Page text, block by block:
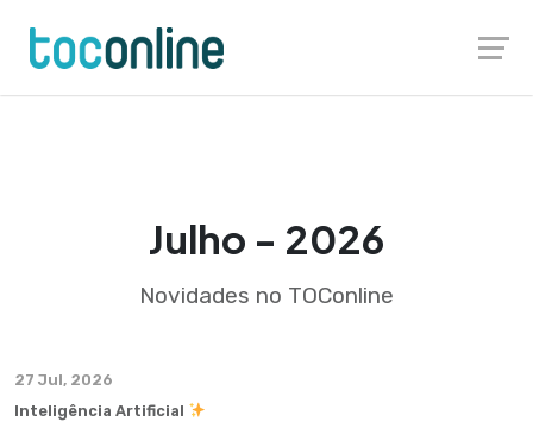
content
Julho - 2026
Novidades no TOConline
27 Jul, 2026
Inteligência Artificial